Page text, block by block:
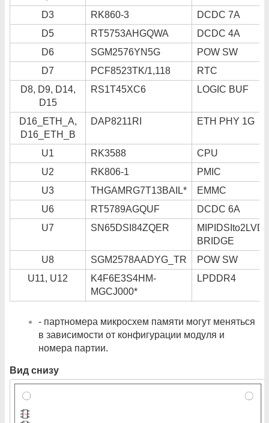
D3
RK860-3
DCDC 7A
D5
RT5753AHGQWA
DCDC 4A
D6
SGM2576YN5G
POW SW
D7
PCF8523TK/1,118
RTC
D8, D9, D14,
D15
RS1T45XC6 LOGIC BUF
D16_ETH_A,
D16_ETH_B
DAP8211RI ETH PHY 1G
U1 RK3588
CPU
U2
RK806-1
PMIC
U3
THGAMRG7T13BAIL*
EMMC
U6
RT5789AGQUF
DCDC 6A
U7
SN65DSI84ZQER
BRIDGE
U8
SGM2578AADYG_TR
POW SW
U11, U12
K4F6E3S4HM-
MGCJ000*
LPDDR4
- партномера микросхем памяти могут меняться
в зависимости от конфигурации модуля и
номера партии.
Вид снизу